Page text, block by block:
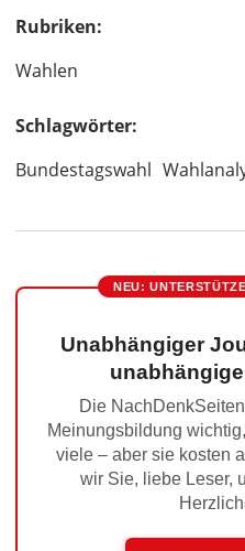
Rubriken:
Wahlen
Schlagwörter:
Bundestagswahl
NEU:
Unabhängiger
Die
Meinungsbildung
viele – aber sie kosten
wir Sie, liebe Leser,